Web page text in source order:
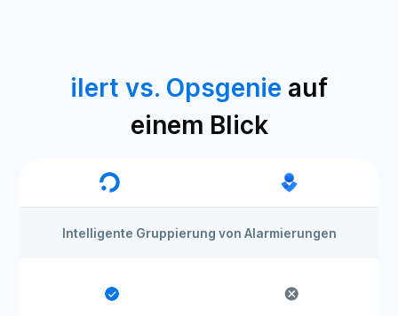
ilert vs. Opsgenie auf
einem Blick
Intelligente Gruppierung von Alarmierungen